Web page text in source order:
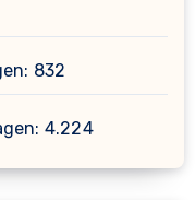
832
4.224